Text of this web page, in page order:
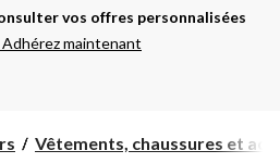
vos offres personnalisées
Adhérez maintenant
Vêtements, chaussures et